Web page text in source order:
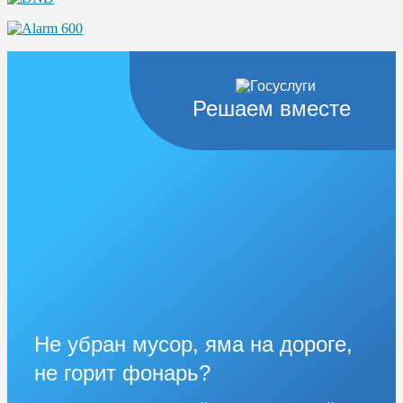
Решаем вместе
Не убран мусор, яма на дороге,
не горит фонарь?